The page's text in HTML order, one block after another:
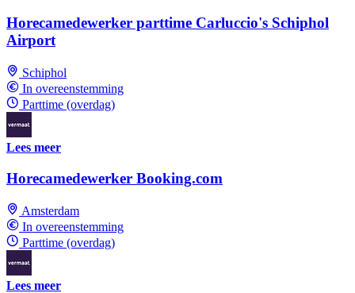
Horecamedewerker parttime Carluccio's Schiphol
Airport
Schiphol
In overeenstemming
Parttime (overdag)
Lees meer
Horecamedewerker Booking.com
Amsterdam
In overeenstemming
Parttime (overdag)
Lees meer